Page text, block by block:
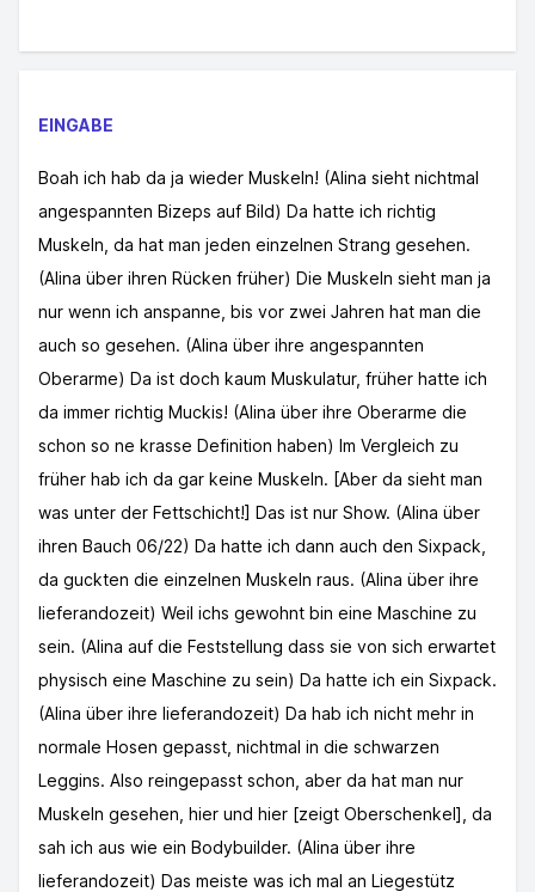
EINGABE
Boah ich hab da ja wieder Muskeln! (Alina sieht nichtmal
angespannten Bizeps auf Bild) Da hatte ich richtig
Muskeln, da hat man jeden einzelnen Strang gesehen.
(Alina über ihren Rücken früher) Die Muskeln sieht man ja
nur wenn ich anspanne, bis vor zwei Jahren hat man die
auch so gesehen. (Alina über ihre angespannten
Oberarme) Da ist doch kaum Muskulatur, früher hatte ich
da immer richtig Muckis! (Alina über ihre Oberarme die
schon so ne krasse Definition haben) Im Vergleich zu
früher hab ich da gar keine Muskeln. [Aber da sieht man
was unter der Fettschicht!] Das ist nur Show. (Alina über
ihren Bauch 06/22) Da hatte ich dann auch den Sixpack,
da guckten die einzelnen Muskeln raus. (Alina über ihre
lieferandozeit) Weil ichs gewohnt bin eine Maschine zu
sein. (Alina auf die Feststellung dass sie von sich erwartet
physisch eine Maschine zu sein) Da hatte ich ein Sixpack.
(Alina über ihre lieferandozeit) Da hab ich nicht mehr in
normale Hosen gepasst, nichtmal in die schwarzen
Leggins. Also reingepasst schon, aber da hat man nur
Muskeln gesehen, hier und hier [zeigt Oberschenkel], da
sah ich aus wie ein Bodybuilder. (Alina über ihre
lieferandozeit) Das meiste was ich mal an Liegestütz